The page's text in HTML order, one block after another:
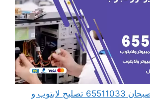
مهندس كمبيوتر صبحان 65511033 تصليح لابتوب و